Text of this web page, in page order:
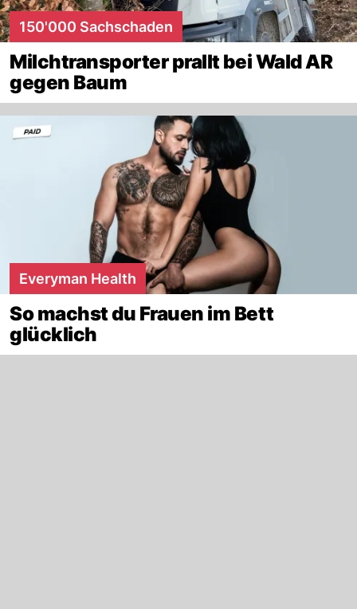
150'000 Sachschaden
Milchtransporter prallt bei Wald AR
gegen Baum
Everyman Health
So machst du Frauen im Bett
glücklich